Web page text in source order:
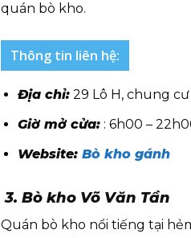
quán bò kho.
Thông tin liên hệ:
Địa chỉ: 29 Lô H, chung cư
Giờ mở cửa: : 6h00 –
Website: Bò kho gánh
3. Bò kho Võ Văn Tần
Quán bò kho nổi tiếng tại